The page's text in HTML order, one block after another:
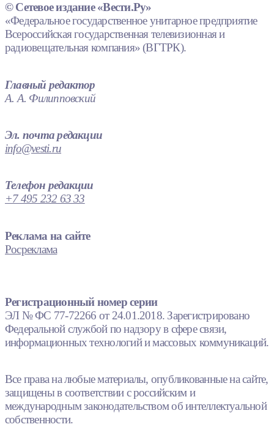
© Сетевое издание «Вести.Ру»
«Федеральное государственное унитарное предприятие
Всероссийская государственная телевизионная и
радиовещательная компания» (ВГТРК).
Главный редактор
А. А. Филипповский
Эл. почта редакции
info@vesti.ru
Телефон редакции
+7 495 232 63 33
Реклама на сайте
Росреклама
Регистрационный номер серии
ЭЛ № ФС 77-72266 от 24.01.2018. Зарегистрировано
Федеральной службой по надзору в сфере связи,
информационных технологий и массовых коммуникаций.
Все права на любые материалы, опубликованные на сайте,
защищены в соответствии с российским и
международным законодательством об интеллектуальной
собственности.